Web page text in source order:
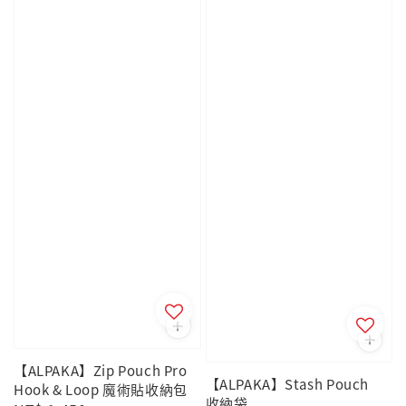
【ALPAKA】Zip Pouch Pro
Hook & Loop 魔術貼收納包
【ALPAKA】Stash Pouch